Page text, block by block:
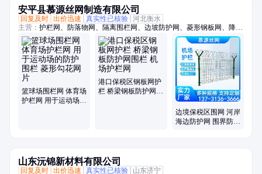
安平县慕源丝网制造有限公司
回复及时 出价迅速 真实性已核验 河北衡水
主营： 护栏网、防落物网、隔离围栏网、边坡防护网、菱形钢板网、降噪
隔音墙、户外吸音板、桥梁防护网、防落物围栏网、篮球场围栏网、柔性
钢丝绳网、斜坡防落石网、光伏电站围栏、高架桥梁隔音屏、保税区围界
篮球场围栏网 体育场
护栏网 用于运动场的
港口保税区钢板网护
栏 桥梁钢板防护网围
边境保税区围网 河岸
海边防护网 围界防逃
山东沅锦新材料有限公司
回复及时 出价迅速 真实性已核验
山东济宁